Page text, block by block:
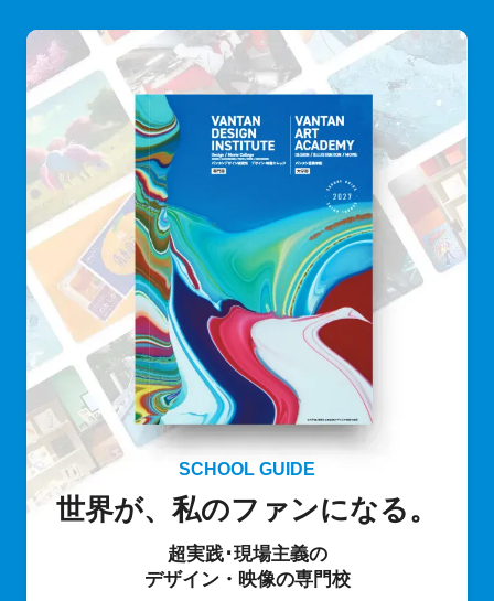
SCHOOL GUIDE
世界が、私のファンになる。
超実践･現場主義の
デザイン・映像の専門校